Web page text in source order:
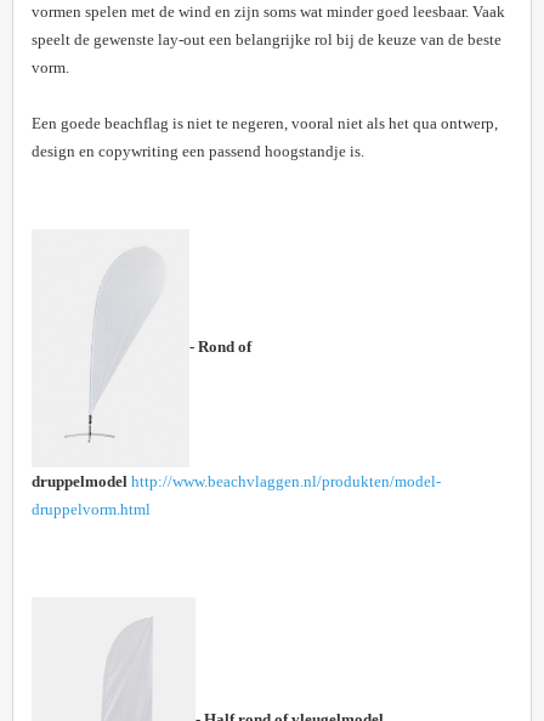
vormen spelen met de wind en zijn soms wat minder goed leesbaar. Vaak
speelt de gewenste lay-out een belangrijke rol bij de keuze van de beste
vorm.
Een goede beachflag is niet te negeren, vooral niet als het qua ontwerp,
design en copywriting een passend hoogstandje is.
- Rond of
druppelmodel http://www.beachvlaggen.nl/produkten/model-
druppelvorm.html